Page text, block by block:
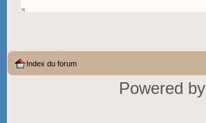
Index du forum
Powered by